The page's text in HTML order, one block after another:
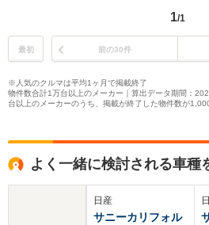
1/1
最初 前の30件
※人気のクルマは平均1ヶ月で掲載終了
物件数合計1万台以上のメーカー｜算出データ期間：
台以上のメーカーのうち、掲載が終了した物件数が
よく一緒に検討される車種
日産
サニーカリフォル